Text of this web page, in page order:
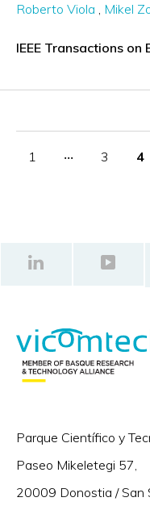
Roberto Viola
Mikel
IEEE Transactions on
1 ‧‧‧ 3 4
Parque Científico y
Paseo Mikeletegi 57,
20009 Donostia / San